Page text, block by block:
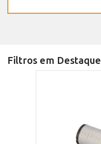
Filtros em Destaque